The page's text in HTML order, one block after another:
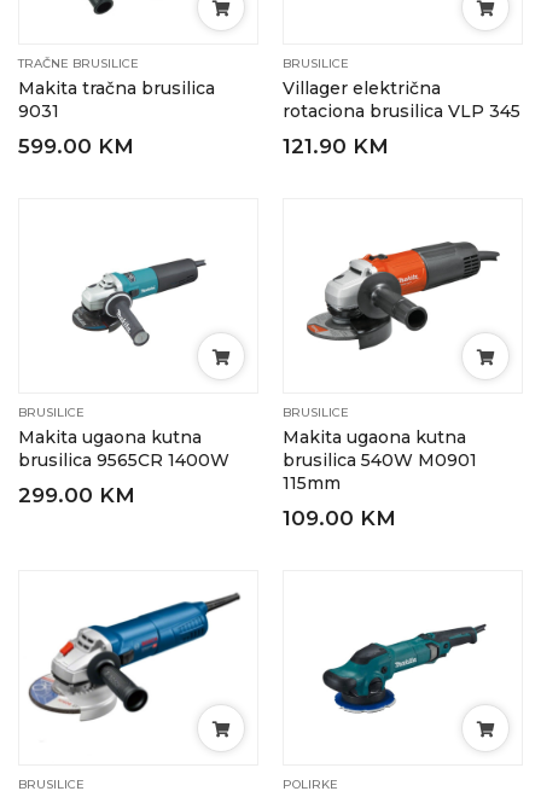
TRAČNE BRUSILICE
Makita tračna brusilica
9031
599.00 KM
BRUSILICE
Villager električna
rotaciona brusilica VLP 345
121.90 KM
BRUSILICE
Makita ugaona kutna
brusilica 9565CR 1400W
299.00 KM
BRUSILICE
Makita ugaona kutna
brusilica 540W M0901
115mm
109.00 KM
BRUSILICE POLIRKE